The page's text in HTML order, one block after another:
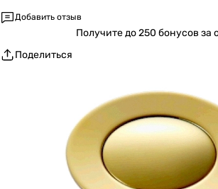
Добавить отзыв
Получитедо 250 бонусов за
Поделиться